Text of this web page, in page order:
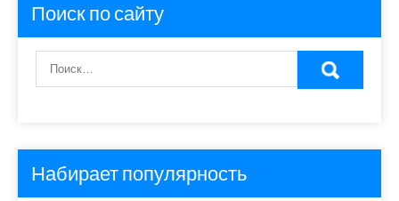
Поиск по сайту
Набирает популярность